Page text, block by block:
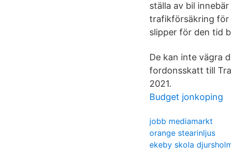
ställa av bil
trafikförsäkring för
slipper för den tid
De kan inte vägra
fordonsskatt till
2021.
Budget jonkoping
jobb mediamarkt
orange stearinljus
ekeby skola